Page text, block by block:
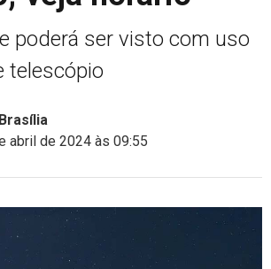
poderá ser visto com uso
telescópio
abril de 2024 às 09:55